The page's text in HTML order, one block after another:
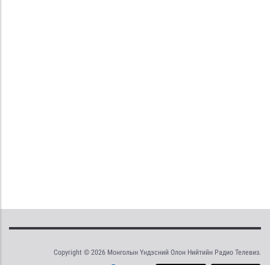
Copyright © 2026 Монголын Үндэсний Олон Нийтийн Радио Телевиз.